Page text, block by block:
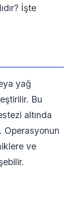
İşte
yağ
Bu
altında
Operasyonun
ve